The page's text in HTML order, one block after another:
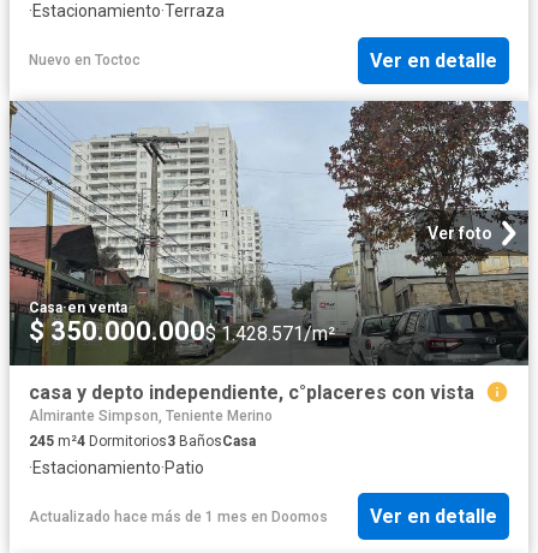
·Estacionamiento·Terraza
Nuevo en Toctoc Ver en detalle
Ver foto
Casa·en venta
$ 350.000.000$ 1.428.571/m²
casa y depto independiente, c°placeres con vista
Almirante Simpson, Teniente Merino
245 m²4 Dormitorios3 BañosCasa
·Estacionamiento·Patio
Actualizado hace más de 1 mes en Doomos Ver en detalle